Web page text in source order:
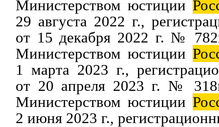
Министерством юстиции
29 августа 2022 г.,
от 15 декабря 2022 г. №
Министерством юстиции
1 марта 2023 г.,
от 20 апреля 2023 г. №
Министерством юстиции
2 июня 2023 г.,